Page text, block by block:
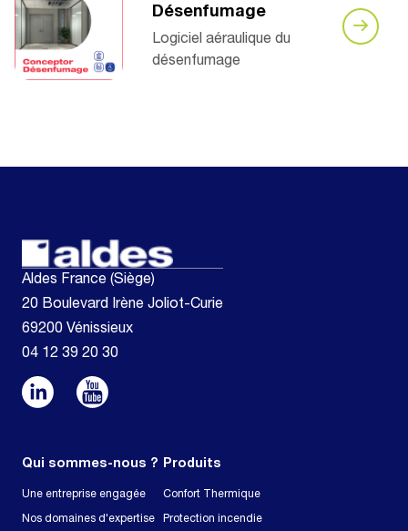
Désenfumage
Logiciel aéraulique du
désenfumage
Aldes France (Siège)
20 Boulevard Irène Joliot-Curie
69200 Vénissieux
04 12 39 20 30
Qui sommes-nous ?
Une entreprise engagée
Nos domaines d'expertise
Produits
Confort Thermique
Protection incendie